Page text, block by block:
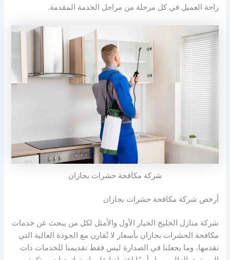
راحة العميل في كل مرحلة من مراحل الخدمة المقدمة.
شركة مكافحة حشرات بجازان
أرخص شركة مكافحة حشرات بجازان
شركة منازل الخليج الخيار الأول والأمثل لكل من يبحث عن خدمات
مكافحة الحشرات بجازان بأسعار لا تُقارن مع الجودة العالية التي
تقدمها، وما يجعلنا في الصدارة ليس فقط تقديمنا للخدمات ذات